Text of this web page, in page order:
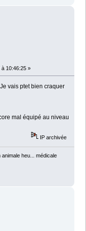
à 10:46:25 »
vais ptet bien craquer
mal équipé au niveau
IP archivée
heu... médicale